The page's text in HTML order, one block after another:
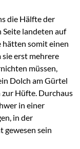
die Hälfte der
Seite landeten auf
hätten somit einen
erst mehrere
müssen,
Dolch am Gürtel
zur Hüfte. Durchaus
in einer
in der
gewesen sein